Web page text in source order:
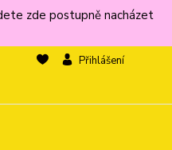
zde postupně nacházet
Přihlášení